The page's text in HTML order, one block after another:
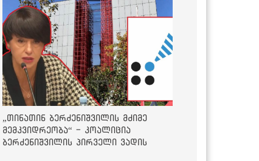
„თინათინ ბერძენიშვილის მძიმე
მემკვიდრეობა“ - კოალიცია
ბერძენიშვილის პირველი ვადის